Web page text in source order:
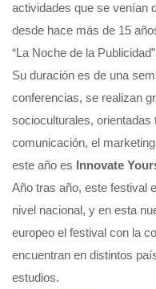
actividades que se venían
desde hace más de 15
“La Noche de la
Su duración es de una
conferencias, se realizan
socioculturales, orientadas
comunicación, el
este año es Innovate
Año tras año, este festival
nivel nacional, y en esta
europeo el festival con la
encuentran en distintos
estudios.